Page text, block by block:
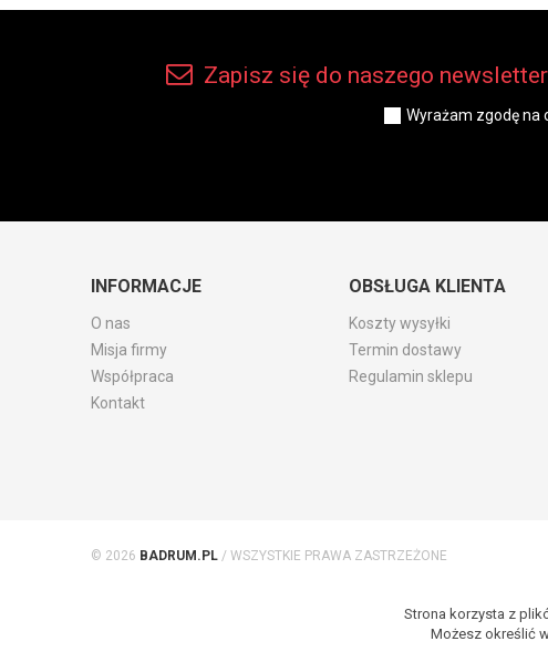
Zapisz się do naszego
Wyrażam zgodę na
INFORMACJE
O nas
Misja firmy
Współpraca
Kontakt
OBSŁUGA KLIENTA
Koszty wysyłki
Termin dostawy
Regulamin sklepu
© 2026 BADRUM.PL / WSZYSTKIE PRAWA ZASTRZEŻONE
Strona korzysta z
Możesz określić